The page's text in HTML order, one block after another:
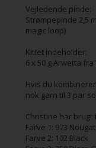
Vejledende pinde:
Strømpepinde 2,5
magic loop)
Kittet indeholder:
6 x 50 g Arwetta fra
Hvis du
nok garn til 3 par
Christine har
Farve 1: 973 Nougat
Farve 2: 102 Black